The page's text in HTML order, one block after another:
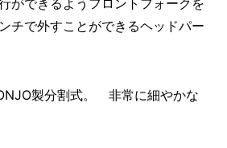
ができるようフロントフォークを
チで外すことができるヘッドパー
製分割式。 非常に細やかな